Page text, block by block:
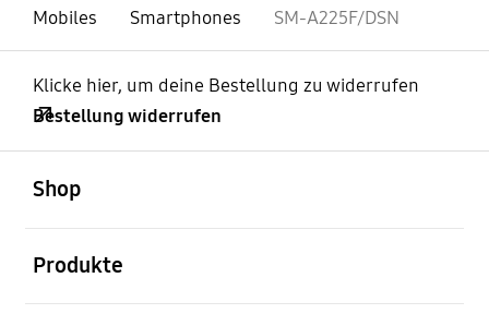
Mobiles
Smartphones SM-A225F/DSN
Klicke hier, um deine Bestellung zu widerrufen
Bestellung widerrufen
Shop
Produkte